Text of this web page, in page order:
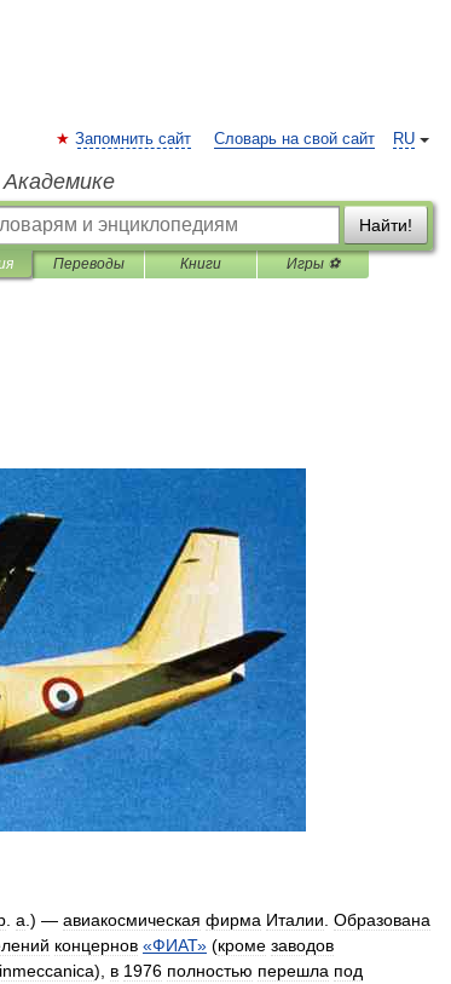
RU
Запомнить сайт Словарь на свой сайт
Найти!
Переводы Книги Игры ⚽
a .) — авиакосмическая фирма Италии Образована
концернов «ФИАТ» (кроме заводов
), в 1976 полностью перешла под